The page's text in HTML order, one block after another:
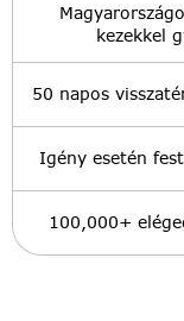
kezekkel
50 napos
Igény esetén
100,000+